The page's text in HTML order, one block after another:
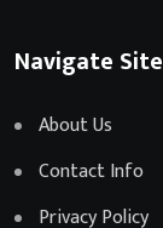
Navigate Site
About Us
Contact Info
Privacy Policy